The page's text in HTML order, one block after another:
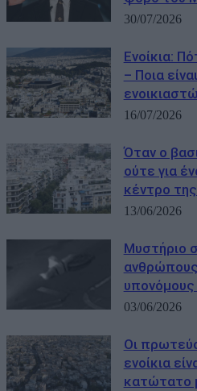
30/07/2026
Ενοίκια:
– Ποια
16/07/2026
Όταν ο
ούτε για
κέντρο
13/06/2026
Μυστήριο
ανθρώπους
υπονόμους
03/06/2026
Οι
ενοίκια
κατώτατο